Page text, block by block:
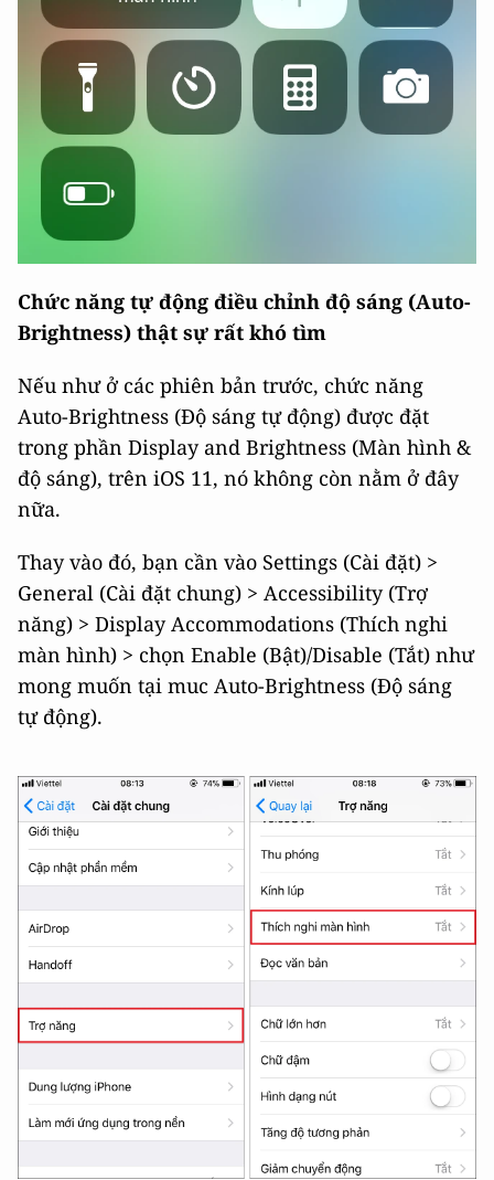
Chức năng tự động điều chỉnh độ sáng (Auto-
Brightness) thật sự rất khó tìm
Nếu như ở các phiên bản trước, chức năng
Auto-Brightness (Độ sáng tự động) được đặt
trong phần Display and Brightness (Màn hình &
độ sáng), trên iOS 11, nó không còn nằm ở đây
nữa.
Thay vào đó, bạn cần vào Settings (Cài đặt) >
General (Cài đặt chung) > Accessibility (Trợ
năng) > Display Accommodations (Thích nghi
màn hình) > chọn Enable (Bật)/Disable (Tắt) như
mong muốn tại muc Auto-Brightness (Độ sáng
tự động).